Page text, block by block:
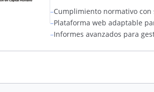
–Cumplimiento normativo
–Plataforma web adaptable
–Informes avanzados para